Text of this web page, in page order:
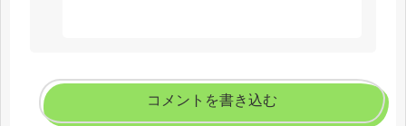
コメントを書き込む